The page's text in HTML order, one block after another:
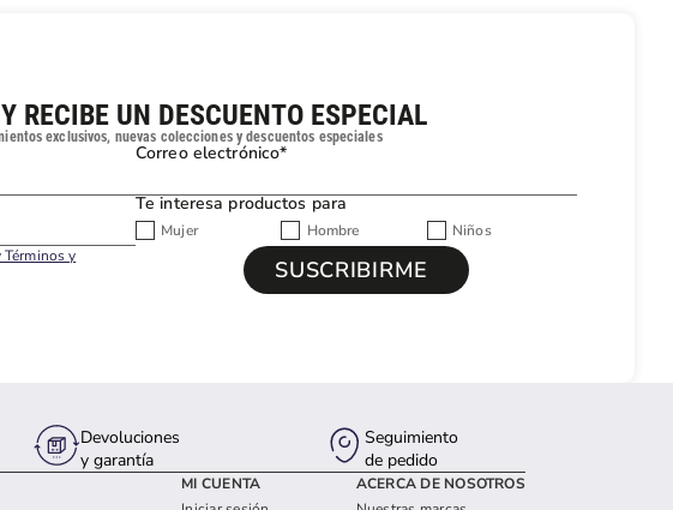
RECIBE UN DESCUENTO ESPECIAL
exclusivos, nuevas colecciones y descuentos especiales
Correo electrónico*
Te interesa productos para
Mujer Hombre
Niños
y
Devoluciones
y garantía
Seguimiento
de pedido
MI CUENTA
ACERCA DE NOSOTROS